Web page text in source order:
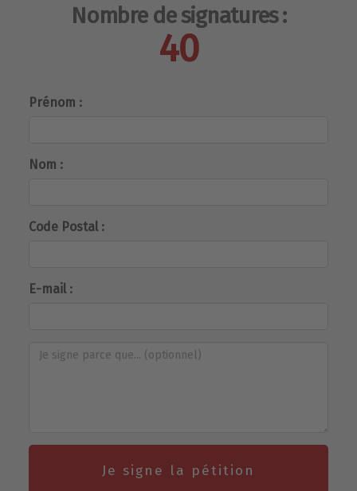
Nombre de signatures :
40
Prénom :
Nom :
Code Postal :
E-mail :
Je signe la pétition